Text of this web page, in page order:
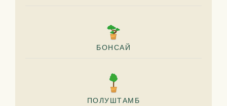
БОНСАЙ
ПОЛУШТАМБ